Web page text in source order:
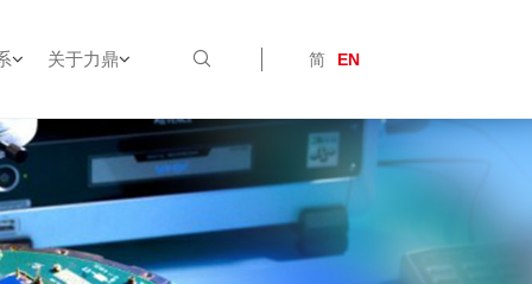
关于力鼎 简 EN